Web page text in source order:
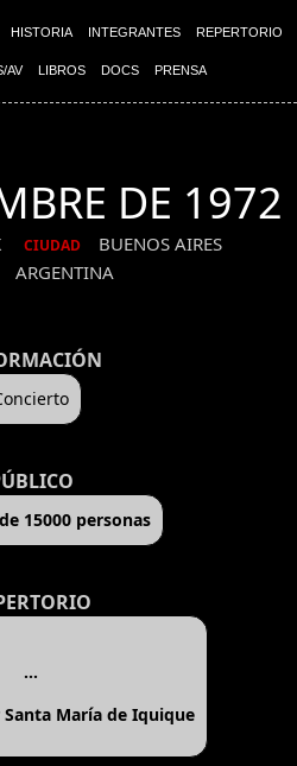
HISTORIA INTEGRANTES REPERTORIO
AV LIBROS DOCS PRENSA
DE 1972
CIUDAD BUENOS AIRES
ARGENTINA
15000 personas
...
María de Iquique